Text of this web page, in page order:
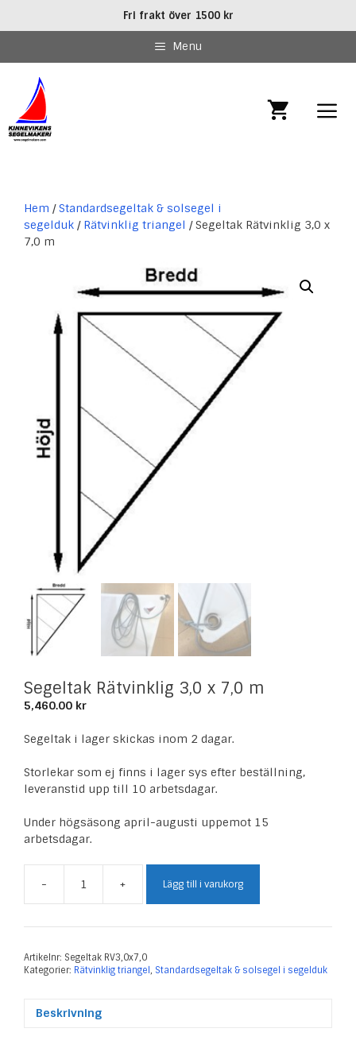
Fri frakt över 1500 kr
Menu
Hem /Standardsegeltak & solsegel i
segelduk / Rätvinklig triangel / Segeltak Rätvinklig 3,0 x
7,0 m
Segeltak Rätvinklig 3,0 x 7,0 m
5,460.00 kr
Segeltak i lager skickas inom 2 dagar.
Storlekar som ej finns i lager sys efter beställning,
leveranstid upp till 10 arbetsdagar.
Under högsäsong april-augusti uppemot 15
arbetsdagar.
-
Segeltak
Rätvinklig
3,0
7,0
m
+ Lägg till i varukorg
Artikelnr: Segeltak RV3,0x7,0
Kategorier: Rätvinklig triangel , Standardsegeltak & solsegel i segelduk
Beskrivning